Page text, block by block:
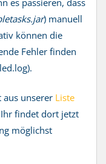
) manuell
können die
Fehler finden
unserer Liste
findet dort jetzt
möglichst